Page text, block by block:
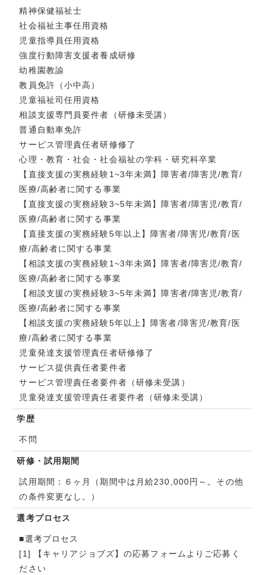
精神保健福祉士
社会福祉主事任用資格
児童指導員任用資格
強度行動障害支援者養成研修
幼稚園教諭
教員免許（小中高）
児童福祉司任用資格
相談支援専門員要件者（研修未受講）
普通自動車免許
サービス管理責任者研修修了
心理・教育・社会・社会福祉の学科・研究科卒業
【直接支援の実務経験1~3年未満】障害者/障害児/教育/
医療/高齢者に関する事業
【直接支援の実務経験3~5年未満】障害者/障害児/教育/
医療/高齢者に関する事業
【直接支援の実務経験5年以上】障害者/障害児/教育/医
療/高齢者に関する事業
【相談支援の実務経験1~3年未満】障害者/障害児/教育/
医療/高齢者に関する事業
【相談支援の実務経験3~5年未満】障害者/障害児/教育/
医療/高齢者に関する事業
【相談支援の実務経験5年以上】障害者/障害児/教育/医
療/高齢者に関する事業
児童発達支援管理責任者研修修了
サービス提供責任者要件者
サービス管理責任者要件者（研修未受講）
児童発達支援管理責任者要件者（研修未受講）
学歴
不問
研修・試用期間
試用期間：６ヶ月（期間中は月給230,000円～。その他
の条件変更なし。）
選考プロセス
■選考プロセス
[1] 【キャリアジョブズ】の応募フォームよりご応募く
ださい